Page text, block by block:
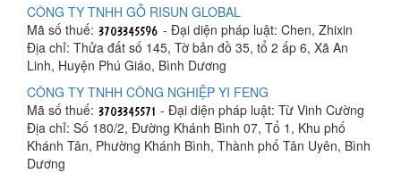
CÔNG TY TNHH GỖ RISUN GLOBAL
Mã số thuế:
- Đại diện pháp luật: Chen, Zhixin
Địa chỉ: Thửa đất số 145, Tờ bản đồ 35, tổ 2 ấp 6, Xã An
Linh, Huyện Phú Giáo, Bình Dương
CÔNG TY TNHH CÔNG NGHIỆP YI FENG
Mã số thuế:
- Đại diện pháp luật: Từ Vinh Cường
Địa chỉ: Số 180/2, Đường Khánh Bình 07, Tổ 1, Khu phố
Khánh Tân, Phường Khánh Bình, Thành phố Tân Uyên, Bình
Dương